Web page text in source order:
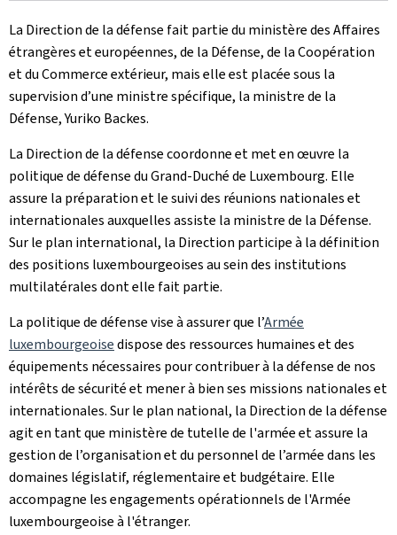
La Direction de la défense fait partie du ministère des Affaires
étrangères et européennes, de la Défense, de la Coopération
et du Commerce extérieur, mais elle est placée sous la
supervision d’une ministre spécifique, la ministre de la
Défense, Yuriko Backes.
La Direction de la défense coordonne et met en œuvre la
politique de défense du Grand-Duché de Luxembourg. Elle
assure la préparation et le suivi des réunions nationales et
internationales auxquelles assiste la ministre de la Défense.
Sur le plan international, la Direction participe à la définition
des positions luxembourgeoises au sein des institutions
multilatérales dont elle fait partie.
La politique de défense vise à assurer que l’Armée
luxembourgeoisedispose des ressources humaines et des
équipements nécessaires pour contribuer à la défense de nos
intérêts de sécurité et mener à bien ses missions nationales et
internationales. Sur le plan national, la Direction de la défense
agit en tant que ministère de tutelle de l'armée et assure la
gestion de l’organisation et du personnel de l’armée dans les
domaines législatif, réglementaire et budgétaire. Elle
accompagne les engagements opérationnels de l'Armée
luxembourgeoise à l'étranger.